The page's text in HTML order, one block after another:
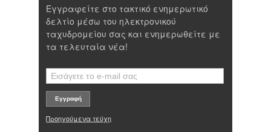
Εγγραφείτε στο τακτικό ενημερωτικό
δελτίο μέσω του ηλεκτρονικού
ταχυδρομείου σας και ενημερωθείτε με
τα τελευταία νέα!
Προηγούμενα τεύχη